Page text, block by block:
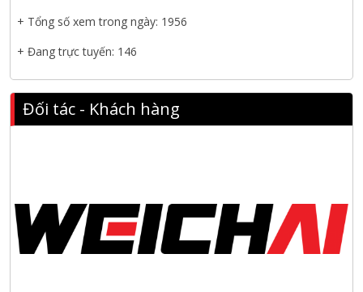
Nanibi cung cấp 3 tổ máy phát điện 3000kVA cho dự án Kho
năm 2026 do chi hội tàu du lịch Hạ Long
NANIBI khai trương văn phòng Ninh Bình & kỷ niệm 15 năm
+ Tổng số xem trong ngày: 1956
+ Đang trực tuyến: 146
Đối tác - Khách hàng